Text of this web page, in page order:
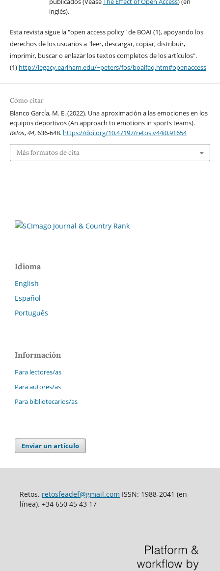
inglés).
Esta revista sigue la "open access policy" de BOAI (1), apoyando los
derechos de los usuarios a "leer, descargar, copiar, distribuir,
imprimir, buscar o enlazar los textos completos de los artículos".
(1) http://legacy.earlham.edu/~peters/fos/boaifaq.htm#openaccess
Cómo citar
Blanco García, M. E. (2022). Una aproximación a las emociones en los
equipos deportivos (An approach to emotions in sports teams).
Retos,44, 636-648. https://doi.org/10.47197/retos.v44i0.91654
Más formatos de cita
Idioma
English
Español
Português
Información
Para lectores/as
Para autores/as
Para bibliotecarios/as
Enviar un artículo
Retos. retosfeadef@gmail.com ISSN: 1988-2041 (en
línea). +34 650 45 43 17